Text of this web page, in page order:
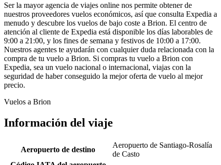
Ser la mayor agencia de viajes online nos permite obtener de
nuestros proveedores vuelos económicos, así que consulta Expedia a
menudo y descubre los vuelos de bajo coste a Brion. El centro de
atención al cliente de Expedia está disponible los días laborables de
9:00 a 21:00, y los fines de semana y festivos de 10:00 a 17:00.
Nuestros agentes te ayudarán con cualquier duda relacionada con la
compra de tu vuelo a Brion. Si compras tu vuelo a Brion con
Expedia, sea un vuelo nacional o internacional, viajas con la
seguridad de haber conseguido la mejor oferta de vuelo al mejor
precio.
Vuelos a Brion
Información del viaje
Aeropuerto de destino
Aeropuerto de Santiago-Rosalía
de Casto